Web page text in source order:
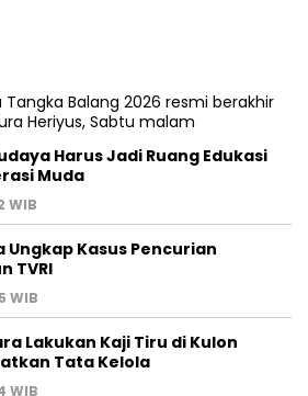
Harus Jadi Ruang Edukasi
Muda
WIB
Ungkap Kasus Pencurian
TVRI
WIB
Lakukan Kaji Tiru di Kulon
Tata Kelola
WIB